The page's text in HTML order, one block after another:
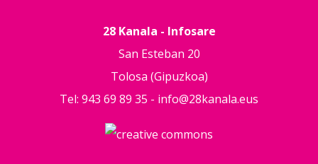
28 Kanala - Infosare
San Esteban 20
Tolosa (Gipuzkoa)
Tel: 943 69 89 35 - info@28kanala.eus